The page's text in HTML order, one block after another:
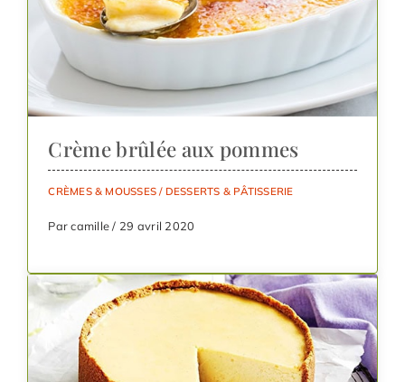
Crème brûlée aux pommes
CRÈMES & MOUSSES / DESSERTS & PÂTISSERIE
Par camille / 29 avril 2020